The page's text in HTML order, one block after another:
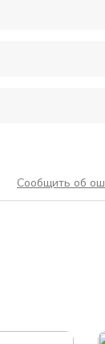
Сообщить об